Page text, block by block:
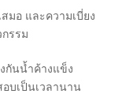
มอ และความเบี่ยง
รรม
กันน้ำค้างแข็ง
บเป็นเวลานาน